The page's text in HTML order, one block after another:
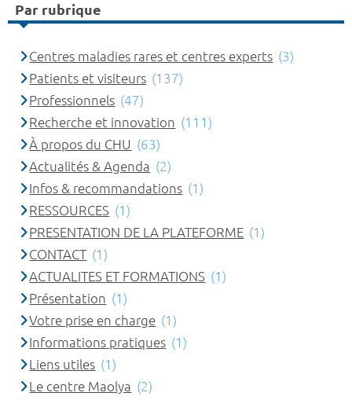
Par rubrique
Centres maladies rares et centres experts (3)
Patients et visiteurs (137)
Professionnels (47)
Recherche et innovation (111)
À propos du CHU (63)
Actualités & Agenda (2)
Infos & recommandations (1)
RESSOURCES (1)
PRESENTATION DE LA PLATEFORME (1)
CONTACT (1)
ACTUALITES ET FORMATIONS (1)
Présentation (1)
Votre prise en charge (1)
Informations pratiques (1)
Liens utiles (1)
Le centre Maolya (2)